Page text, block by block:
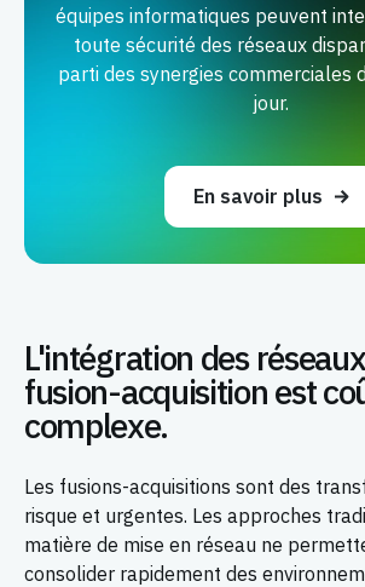
équipes informatiques peuvent
toute sécurité des réseaux
parti des synergies commerciales
jour.
En savoir plus
L'intégration des
fusion-acquisition est
complexe.
Les fusions-acquisitions sont des
risque et urgentes. Les approches
matière de mise en réseau ne
consolider rapidement des